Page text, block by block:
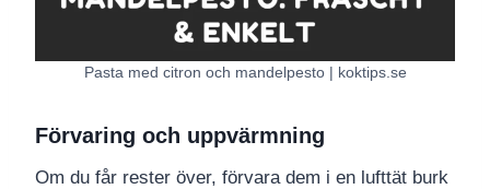
Pasta med citron och mandelpesto | koktips.se
Förvaring och uppvärmning
Om du får rester över, förvara dem i en lufttät burk